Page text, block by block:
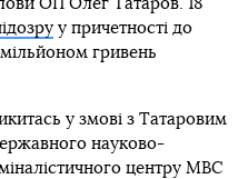
ОП Олег Татаров. 18
у причетності до
гривень
у змові з Татаровим
науково-
центру МВС